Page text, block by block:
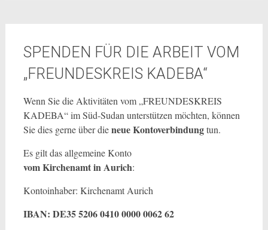
SPENDEN FÜR DIE ARBEIT VOM
„FREUNDESKREIS KADEBA“
Wenn Sie die Aktivitäten vom „FREUNDESKREIS
KADEBA“ im Süd-Sudan unterstützen möchten, können
Sie dies gerne über dieneue Kontoverbindungtun.
Es gilt das allgemeine Konto
vom Kirchenamt in Aurich:
Kontoinhaber: Kirchenamt Aurich
IBAN: DE35 5206 0410 0000 0062 62